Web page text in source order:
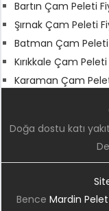
Bartın Çam Peleti
Şırnak Çam Peleti
Batman Çam Peleti
Kırıkkale Çam
Karaman Çam
Doğa dostu katı yakıt
Bence Mardin Pelet